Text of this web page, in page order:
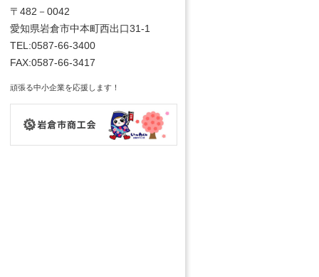
〒482－0042
愛知県岩倉市中本町西出口31-1
TEL:0587-66-3400
FAX:0587-66-3417
頑張る中小企業を応援します！